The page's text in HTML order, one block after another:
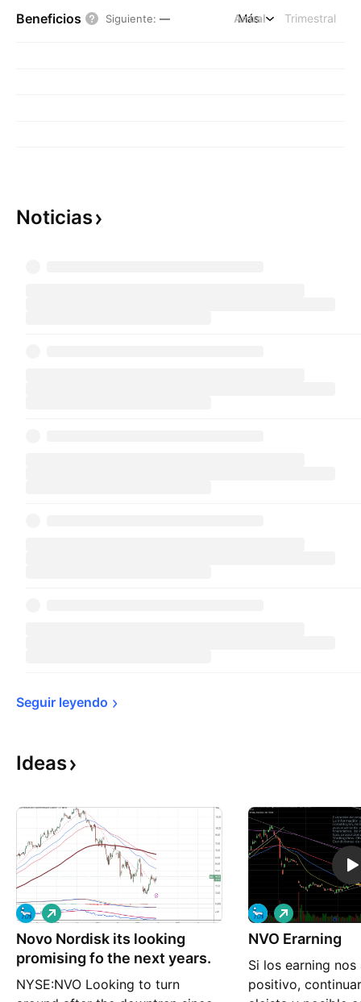
Beneficios Siguiente: — Anual Trimestral
Más
Noticias
Seguir leyendo
Ideas
Novo Nordisk its looking
promising fo the next years.
NYSE:NVO Looking to turn
L
a
r
o
NVO Erarning
Si los earning
positivo,
L
a
r
o